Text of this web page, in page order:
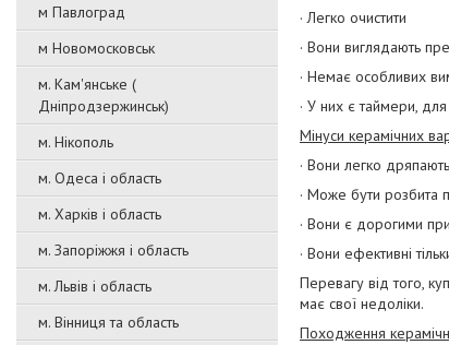
м Павлоград
м Новомосковськ
м. Кам'янське (
Дніпродзержинськ)
м. Нікополь
м. Одеса і область
м. Харків і область
м. Запоріжжя і область
м. Львів і область
м. Вінниця та область
· Легко очистити
· Вони виглядають
· Немає особливих
· У них є таймери,
Мінуси керамічних
· Вони легко
· Може бути розбита
· Вони є дорогими
· Вони ефективні
Перевагу від того,
має свої недоліки.
Походження